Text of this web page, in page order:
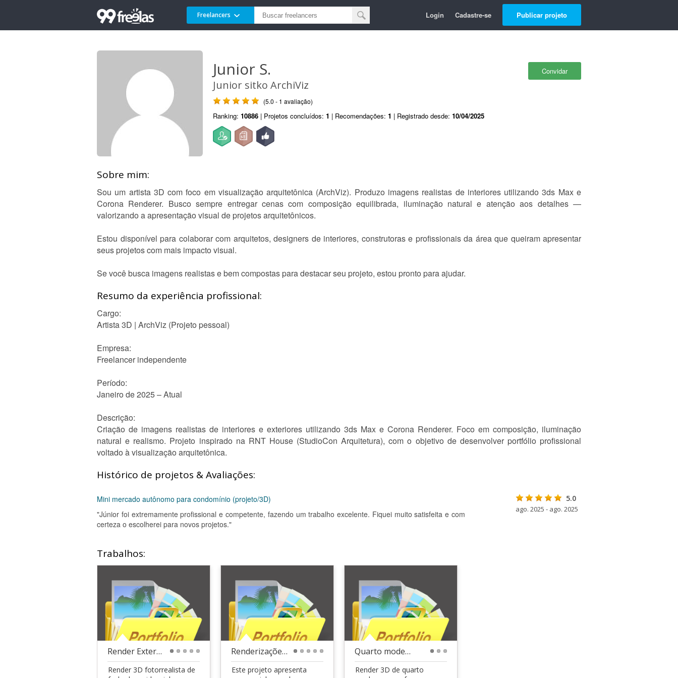
Freelancers Login Cadastre-se Publicar projeto
Convidar
Junior S.
Junior sitko ArchiViz
(5.0 - 1 avaliação)
Ranking: 10886 | Projetos concluídos: 1 | Recomendações: 1 | Registrado desde: 10/04/2025
Sobre mim:
Sou um artista 3D com foco em visualização arquitetônica (ArchViz). Produzo imagens realistas de interiores utilizando 3ds Max e
Corona Renderer. Busco sempre entregar cenas com composição equilibrada, iluminação natural e atenção aos detalhes —
valorizando a apresentação visual de projetos arquitetônicos.
Estou disponível para colaborar com arquitetos, designers de interiores, construtoras e profissionais da área que queiram apresentar
seus projetos com mais impacto visual.
Se você busca imagens realistas e bem compostas para destacar seu projeto, estou pronto para ajudar.
Resumo da experiência profissional:
Cargo:
Artista 3D | ArchViz (Projeto pessoal)
Empresa:
Freelancer independente
Período:
Janeiro de 2025 – Atual
Descrição:
Criação de imagens realistas de interiores e exteriores utilizando 3ds Max e Corona Renderer. Foco em composição, iluminação
natural e realismo. Projeto inspirado na RNT House (StudioCon Arquitetura), com o objetivo de desenvolver portfólio profissional
voltado à visualização arquitetônica.
Histórico de projetos & Avaliações:
Mini mercado autônomo para condomínio (projeto/3D)
"Júnior foi extremamente profissional e competente, fazendo um trabalho excelente. Fiquei muito satisfeita e com
certeza o escolherei para novos projetos."
5.0
ago. 2025 - ago. 2025
Trabalhos:
Render Externo Realista em 3D
Render 3D fotorrealista de
Renderizações Realistas  Ambientes Internos
Este projeto apresenta
Quarto moderno realista  visualização 3D
Render 3D de quarto